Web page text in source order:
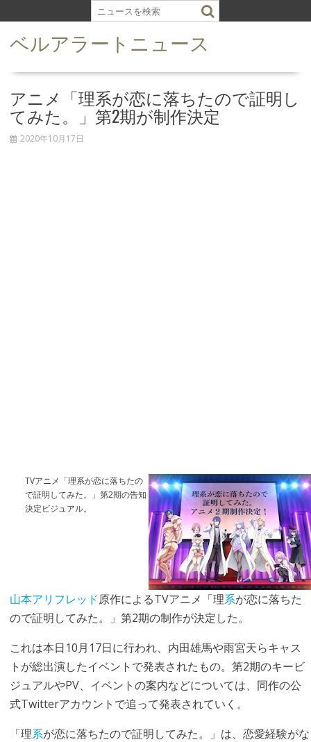
k
ベルアラートニュース
アニメ「理系が恋に落ちたので証明し
てみた。」第2期が制作決定
2020年10月17日
TVアニメ「理系が恋に落ちたの
で証明してみた。」第2期の告知
決定ビジュアル。
山本アリフレッド原作によるTVアニメ「理系が恋に落ちた
ので証明してみた。」第2期の制作が決定した。
これは本日10月17日に行われ、内田雄馬や雨宮天らキャス
トが総出演したイベントで発表されたもの。第2期のキービ
ジュアルやPV、イベントの案内などについては、同作の公
式Twitterアカウントで追って発表されていく。
「理系が恋に落ちたので証明してみた。」は、恋愛経験がな